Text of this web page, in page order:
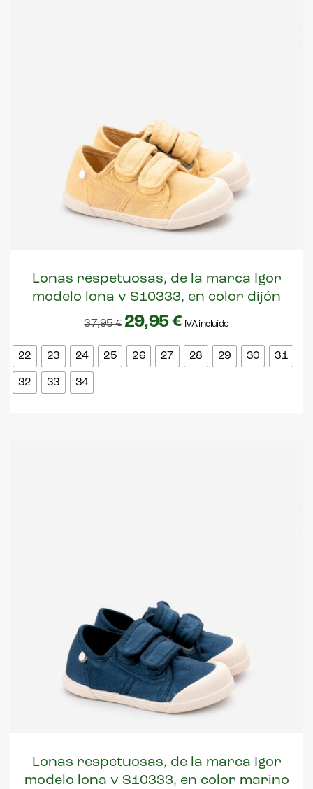
Lonas respetuosas, de la marca Igor
modelo lona v S10333, en color dijón
37,95€ 29,95€ IVA incluído
22 23 24 25 26 27 28 29 30 31
32 33 34
Lonas respetuosas, de la marca Igor
modelo lona v S10333, en color marino